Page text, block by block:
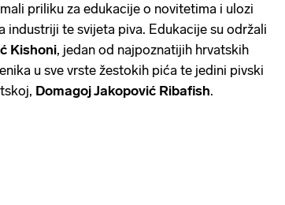
priliku za edukacije o novitetima i ulozi
industriji te svijeta piva. Edukacije su održali
Kishoni, jedan od najpoznatijih hrvatskih
u sve vrste žestokih pića te jedini pivski
Domagoj Jakopović Ribafish.